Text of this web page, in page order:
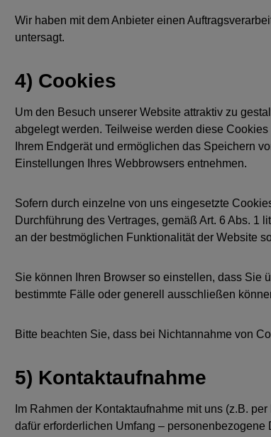
Wir haben mit dem Anbieter einen
untersagt.
4) Cookies
Um den Besuch unserer Website attraktiv zu
abgelegt werden. Teilweise werden diese
Ihrem Endgerät und ermöglichen das Speichern
Einstellungen Ihres Webbrowsers entnehmen.
Sofern durch einzelne von uns eingesetzte
Durchführung des Vertrages, gemäß Art. 6 Abs. 1
an der bestmöglichen Funktionalität der Website
Sie können Ihren Browser so einstellen, dass Sie
bestimmte Fälle oder generell ausschließen
Bitte beachten Sie, dass bei Nichtannahme von
5) Kontaktaufnahme
Im Rahmen der Kontaktaufnahme mit uns (z.B.
dafür erforderlichen Umfang – personenbezogene